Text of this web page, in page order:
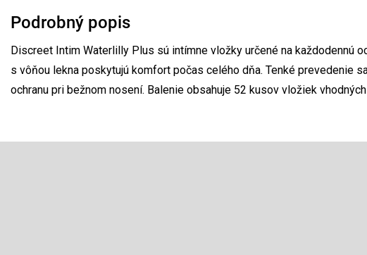
Podrobný popis
Discreet Intim Waterlilly Plus sú intímne vložky určené na každodennú
s vôňou lekna poskytujú komfort počas celého dňa. Tenké
ochranu pri bežnom nosení. Balenie obsahuje 52 kusov vložiek